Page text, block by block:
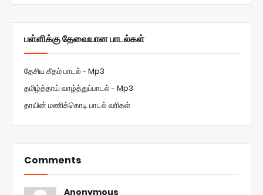
பள்ளிக்கு தேவையான பாடல்கள்
தேசிய கீதம் பாடல் - Mp3
தமிழ்த்தாய் வாழ்த்துப்பாடல் - Mp3
தாயின் மணிக்கொடி பாடல் வரிகள்
Comments
Anonymous